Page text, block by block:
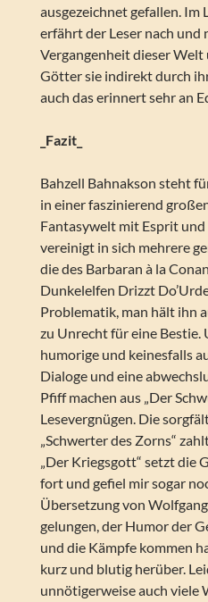
ausgezeichnet gefallen. Im
erfährt der Leser nach und
Vergangenheit dieser Welt
Götter sie indirekt durch
auch das erinnert sehr an
_Fazit_
Bahzell Bahnakson steht
in einer faszinierend
Fantasywelt mit Esprit
vereinigt in sich mehrere
die des Barbaran à la
Dunkelelfen Drizzt
Problematik, man hält ihn
zu Unrecht für eine Bestie.
humorige und keinesfalls
Dialoge und eine
Pfiff machen aus „Der
Lesevergnügen. Die
„Schwerter des Zorns“
„Der Kriegsgott“ setzt die
fort und gefiel mir sogar
Übersetzung von
gelungen, der Humor der
und die Kämpfe kommen
kurz und blutig herüber.
unnötigerweise auch viele